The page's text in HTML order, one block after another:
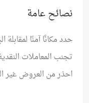
نصائح عامة
حدد مكانًا آمنًا لمقابلة
تجنب المعاملات
احذر من العروض غير